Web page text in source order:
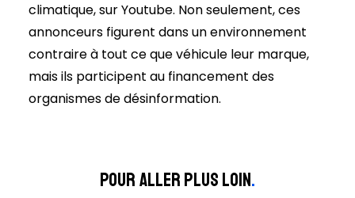
climatique, sur Youtube. Non seulement, ces
annonceurs figurent dans un environnement
contraire à tout ce que véhicule leur marque,
mais ils participent au financement des
organismes de désinformation.
Pour aller plus loin.